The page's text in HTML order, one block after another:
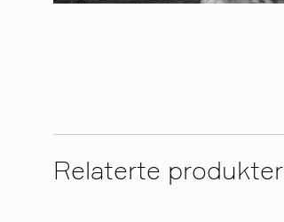
Relaterte produkter